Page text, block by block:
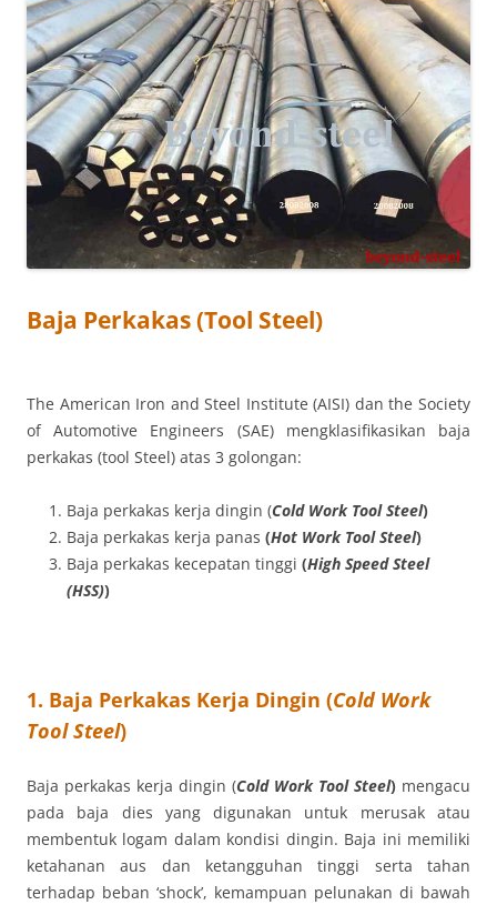
Baja Perkakas (Tool Steel)
The American Iron and Steel Institute (AISI) dan the Society
of Automotive Engineers (SAE) mengklasifikasikan baja
perkakas (tool Steel) atas 3 golongan:
Baja perkakas kerja dingin (Cold Work Tool Steel)
Baja perkakas kerja panas (Hot Work Tool Steel)
Baja perkakas kecepatan tinggi (High Speed Steel
(HSS))
1. Baja Perkakas Kerja Dingin (Cold Work
Tool Steel)
Baja perkakas kerja dingin (Cold Work Tool Steel) mengacu
pada baja dies yang digunakan untuk merusak atau
membentuk logam dalam kondisi dingin. Baja ini memiliki
ketahanan aus dan ketangguhan tinggi serta tahan
terhadap beban ‘shock’, kemampuan pelunakan di bawah